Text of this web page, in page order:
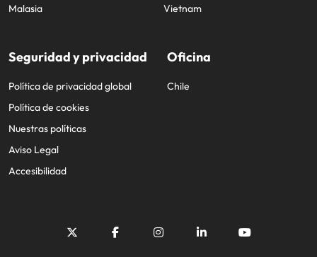
Malasia
Vietnam
Seguridad y privacidad
Política de privacidad global
Política de cookies
Nuestras políticas
Aviso Legal
Accesibilidad
Oficina
Chile